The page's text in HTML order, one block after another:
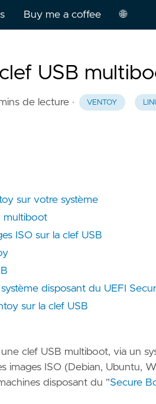
Buy me a coffee 🌐
USB
de lecture· VENTOY
sur votre système
multiboot
ISO sur la clef USB
disposant du UEFI
sur la clef USB
clef USB multiboot, via un
images ISO (Debian, Ubuntu,
disposant du "Secure